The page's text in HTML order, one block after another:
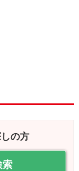
の方
索